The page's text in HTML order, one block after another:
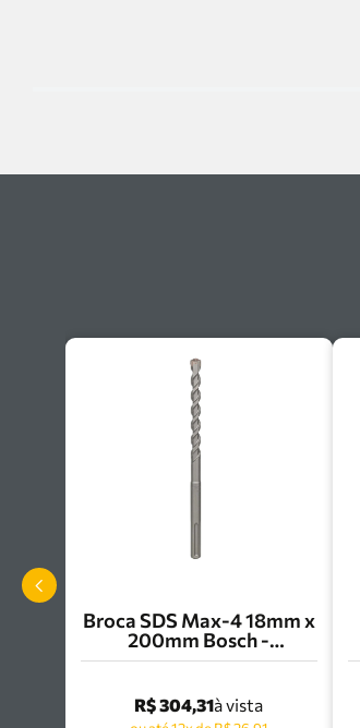
Broca SDS Max-4 18mm x
200mm Bosch -
2608685862
R$ 304,31à vista